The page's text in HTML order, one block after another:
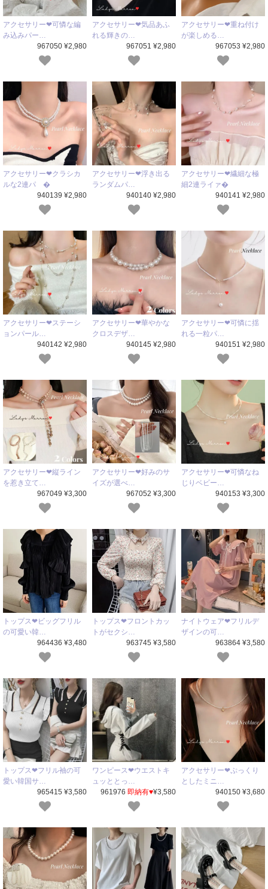
アクセサリー❤可憐な編
み込みパー…
967050 ¥2,980
アクセサリー❤気品あふ
れる輝きの…
967051 ¥2,980
アクセサリー❤重ね付け
が楽しめる…
967053 ¥2,980
アクセサリー❤クラシカ
ルな2連パ �
940139 ¥2,980
アクセサリー❤浮き出る
ランダムパ…
940140 ¥2,980
アクセサリー❤繊細な極
細2連ライァ�
940141 ¥2,980
アクセサリー❤ステーシ
ョンパール…
940142 ¥2,980
アクセサリー❤華やかな
クロスデザ…
940145 ¥2,980
アクセサリー❤可憐に揺
れる一粒パ…
940151 ¥2,980
アクセサリー❤縦ライン
を惹き立て…
967049 ¥3,300
アクセサリー❤好みのサ
イズが選べ…
967052 ¥3,300
アクセサリー❤可憐なね
じりベビー…
940153 ¥3,300
トップス❤ビッグフリル
の可愛い韓…
964436 ¥3,480
トップス❤フロントカッ
トがセクシ…
963745 ¥3,580
ナイトウェア❤フリルデ
ザインの可…
963864 ¥3,580
トップス❤フリル袖の可
愛い韓国サ…
965415 ¥3,580
ワンピース❤ウエストキ
ュッととっ…
961976 即納有♥¥3,580
アクセサリー❤ぷっくり
としたミニ…
940150 ¥3,680